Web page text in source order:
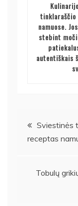
namuose.
stebint
autentiškais
tarp
įrašų
Sviestinės
receptas
Tobulų